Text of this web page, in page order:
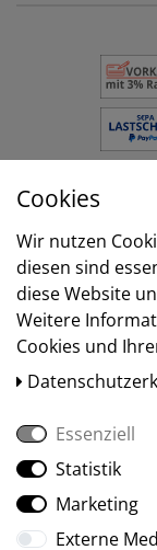
Versand
Social Media
Cookies
Wir nutzen
diesen sind
diese Website
Weitere
Cookies und
Essenziell
Statistik
Marketing
Externe